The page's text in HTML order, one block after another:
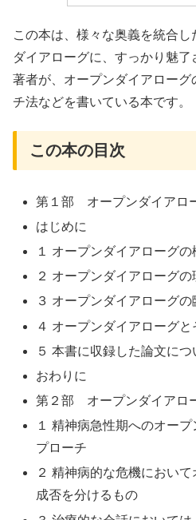
この本は、様々な奥義を統合
ダイアローグに、すっかり魅
著者が、オープンダイアロー
チ法などを書いている本です。
この本の目次
第１部 オープンダイアロ
はじめに
１ オープンダイアローグの
２ オープンダイアローグの
３ オープンダイアローグの
４ オープンダイアローグと
５ 本書に収録した論文につ
おわりに
第２部 オープンダイアロ
１ 精神病急性期へのオー
プローチ
２ 精神病的な危機におい
成否を分けるもの